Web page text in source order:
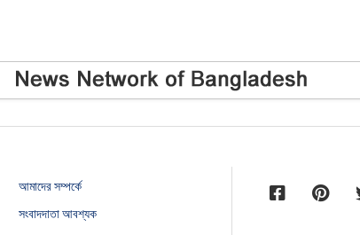
আমাদের সম্পর্কে
সংবাদদাতা আবশ্যক